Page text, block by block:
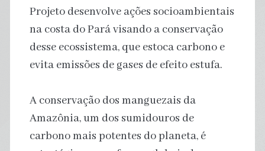
Projeto desenvolve ações socioambientais
na costa do Pará visando a conservação
desse ecossistema, que estoca carbono e
evita emissões de gases de efeito estufa.
A conservação dos manguezais da
Amazônia, um dos sumidouros de
carbono mais potentes do planeta, é